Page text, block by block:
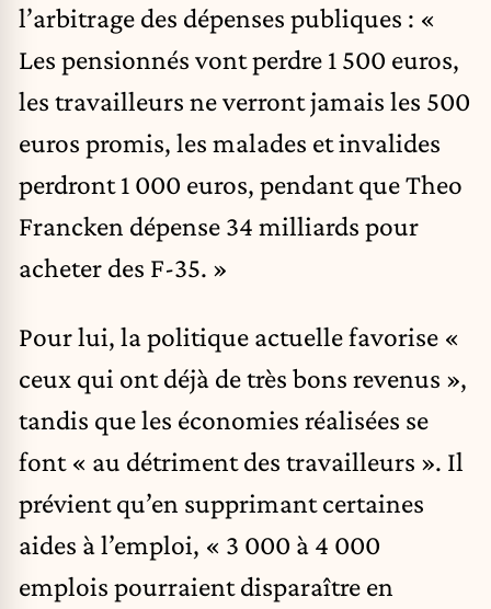
l’arbitrage des dépenses publiques : «
Les pensionnés vont perdre 1 500 euros,
les travailleurs ne verront jamais les 500
euros promis, les malades et invalides
perdront 1 000 euros, pendant que Theo
Francken dépense 34 milliards pour
acheter des F-35. »
Pour lui, la politique actuelle favorise «
ceux qui ont déjà de très bons revenus »,
tandis que les économies réalisées se
font « au détriment des travailleurs ». Il
prévient qu’en supprimant certaines
aides à l’emploi, « 3 000 à 4 000
emplois pourraient disparaître en